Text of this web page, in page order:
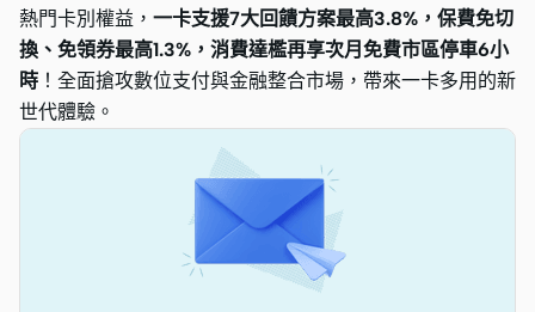
熱門卡別權益， 一卡支援7大回饋方案最高3.8%，保費免切
換、免領券最高1.3%，消費達檻再享次月免費市區停車6小
時 ！全面搶攻數位支付與金融整合市場，帶來一卡多用的新
世代體驗。